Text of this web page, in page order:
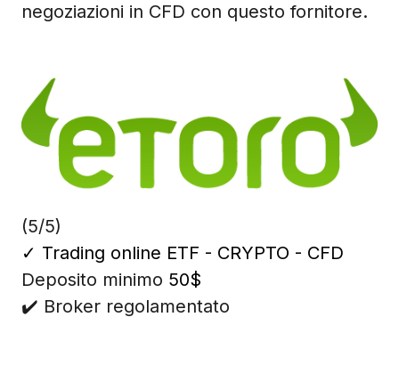
negoziazioni in CFD con questo fornitore.
(5/5)
✓ Trading online ETF - CRYPTO - CFD
Deposito minimo 50$
✔️ Broker regolamentato